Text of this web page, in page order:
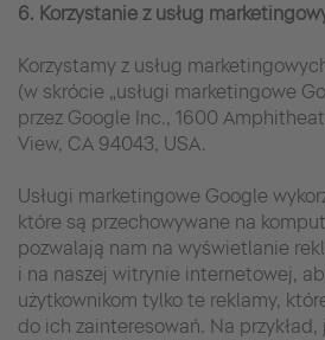
6. Korzystanie z usług
Korzystamy z usług
(w skrócie „usługi marketingowe
przez Google Inc., 1600
View, CA 94043, USA.
Usługi marketingowe Google
które są przechowywane na
pozwalają nam na wyświetlanie
i na naszej witrynie internetowej,
użytkownikom tylko te reklamy,
do ich zainteresowań. Na